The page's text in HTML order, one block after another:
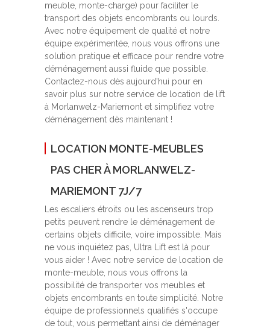
meuble, monte-charge) pour faciliter le
transport des objets encombrants ou lourds.
Avec notre équipement de qualité et notre
équipe expérimentée, nous vous offrons une
solution pratique et efficace pour rendre votre
déménagement aussi fluide que possible.
Contactez-nous dès aujourd'hui pour en
savoir plus sur notre service de location de lift
à Morlanwelz-Mariemont et simplifiez votre
déménagement dès maintenant !
LOCATION MONTE-MEUBLES
PAS CHER À MORLANWELZ-
MARIEMONT 7J/7
Les escaliers étroits ou les ascenseurs trop
petits peuvent rendre le déménagement de
certains objets difficile, voire impossible. Mais
ne vous inquiétez pas, Ultra Lift est là pour
vous aider ! Avec notre service de location de
monte-meuble, nous vous offrons la
possibilité de transporter vos meubles et
objets encombrants en toute simplicité. Notre
équipe de professionnels qualifiés s'occupe
de tout, vous permettant ainsi de déménager